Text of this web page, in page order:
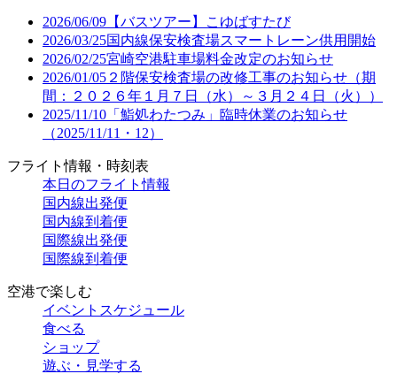
2026/06/09 【バスツアー】こゆばすたび
2026/03/25国内線保安検査場スマートレーン供用開始
2026/02/25宮崎空港駐車場料金改定のお知らせ
2026/01/05 ２階保安検査場の改修工事のお知らせ（期
間：２０２６年１月７日（水）～３月２４日（火））
2025/11/10 「鮨処わたつみ」臨時休業のお知らせ
（2025/11/11・12）
フライト情報・時刻表
本日のフライト情報
国内線出発便
国内線到着便
国際線出発便
国際線到着便
空港で楽しむ
イベントスケジュール
食べる
ショップ
遊ぶ・見学する